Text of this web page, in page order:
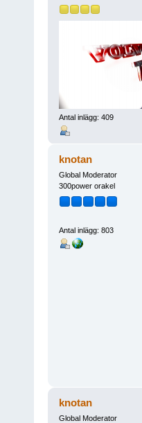
Antal inlägg: 409
knotan
Global Moderator
300power orakel
Antal inlägg: 803
knotan
Global Moderator